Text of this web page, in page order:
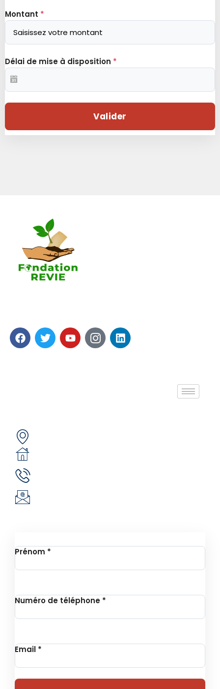
Montant *
Délai de mise à disposition *
Valider
Prénom *
Numéro de téléphone *
Email *